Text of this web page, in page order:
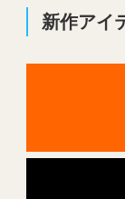
新作アイ